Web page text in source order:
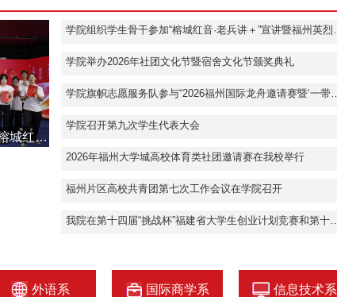
学院组织学生骨干参加“榕城红音·老兵讲＋”宣讲暨福州英烈记丛书《追光者》新书发布
学院举办2026年社团文化节暨宿舍文化节颁奖典礼
学院召开第九次学生代表大会
2026年福州大学城高校体育类社团邀请赛在我校举行
福州片区高校共青团第七次工作会议在学院召开
外语系 国际商学系 信息技术系